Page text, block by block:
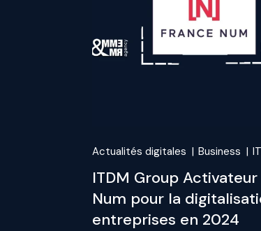
Actualités digitales Business
ITDM Group
Num pour la
entreprises en 2024